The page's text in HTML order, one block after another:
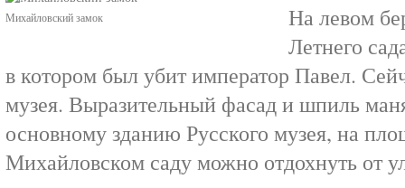
Михайловский замок
На левом
Летнего
в котором был убит император Павел.
музея. Выразительный фасад и шпиль
основному зданию Русского музея, на
Михайловском саду можно отдохнуть от